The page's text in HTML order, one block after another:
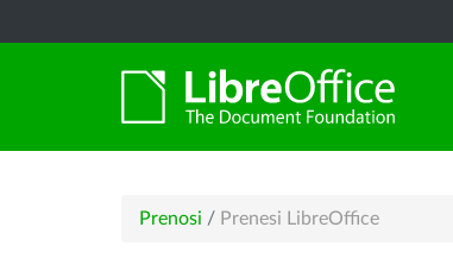
Prenosi / Prenesi LibreOffice